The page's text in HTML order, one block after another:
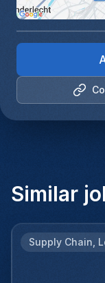
Similar
Supply Chain,